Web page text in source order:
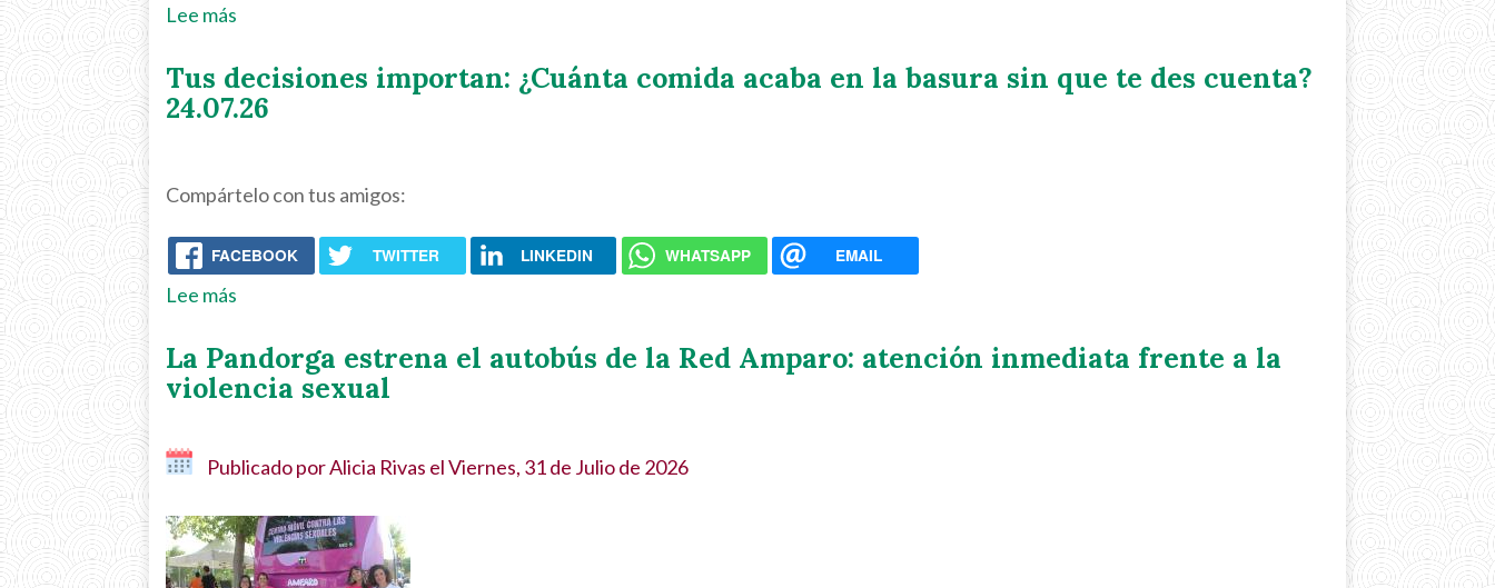
en
la
en
las
barreras
cada
día?
Lee más
García-
Morato:
existen
para
romperlos
Tus decisiones importan: ¿Cuánta comida acaba en la basura sin que te des cuenta?
24.07.26
Compártelo con tus amigos:
FACEBOOK TWITTER LINKEDIN WHATSAPP EMAIL
Lee más
decisiones
importan:
acaba
en
la
basura
La Pandorga estrena el autobús de la Red Amparo: atención inmediata frente a la
violencia sexual
Publicado porAlicia Rivas elViernes, 31 de Julio de 2026